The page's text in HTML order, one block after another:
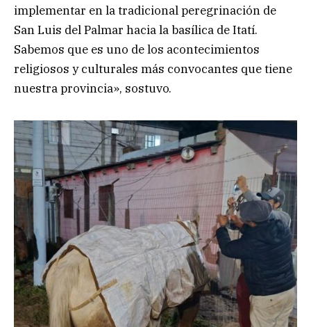
implementar en la tradicional peregrinación de
San Luis del Palmar hacia la basílica de Itatí.
Sabemos que es uno de los acontecimientos
religiosos y culturales más convocantes que tiene
nuestra provincia», sostuvo.